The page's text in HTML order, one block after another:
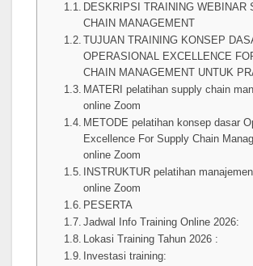
DESKRIPSI TRAINING WEBINAR
CHAIN MANAGEMENT
TUJUAN TRAINING KONSEP
OPERASIONAL EXCELLENCE
CHAIN MANAGEMENT UNTUK
MATERI pelatihan supply chain
online Zoom
METODE pelatihan konsep dasar
Excellence For Supply Chain
online Zoom
INSTRUKTUR pelatihan
online Zoom
PESERTA
Jadwal Info Training Online 2026:
Lokasi Training Tahun 2026 :
Investasi training: